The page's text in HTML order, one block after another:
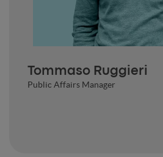
Tommaso Ruggieri
Public Affairs Manager